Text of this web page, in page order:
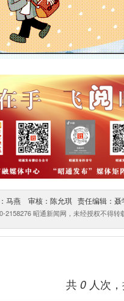
马燕 审核：陈允琪 责任编辑：聂
2158276 昭通新闻网，未经授权不得转
共 0 人次